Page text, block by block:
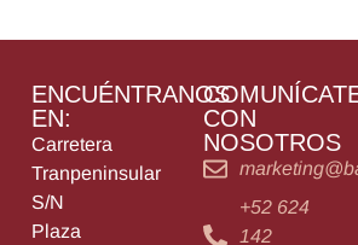
ENCUÉNTRANOS
EN:
Carretera
Tranpeninsular
S/N
Plaza
CON
NOSOTROS
+52 624
142